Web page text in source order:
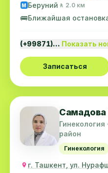
M Беруний 🚶 2.0 км
🚌Ближайшая
(+99871)… Показать
Записаться
Самадова
район
Гинекология
г. Ташкент, ул.